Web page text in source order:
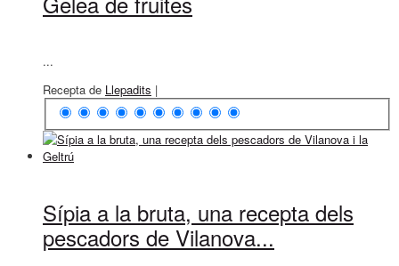
...
Recepta de Llepadits |
Sípia a la bruta, una recepta dels
pescadors de Vilanova...